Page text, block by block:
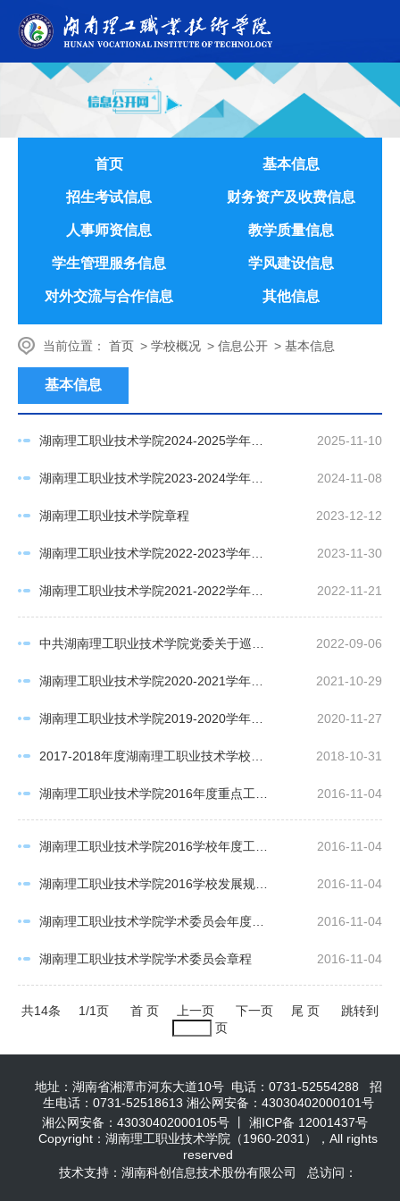
首页 基本信息
招生考试信息 财务资产及收费信息
人事师资信息 教学质量信息
学生管理服务信息 学风建设信息
对外交流与合作信息 其他信息
当前位置： 首页 > 学校概况 > 信息公开 > 基本信息
基本信息
2025-11-10
2024-11-08
湖南理工职业技术学院章程 2023-12-12
2023-11-30
2022-11-21
2022-09-06
2021-10-29
2020-11-27
2018-10-31
2016-11-04
2016-11-04
2016-11-04
2016-11-04
湖南理工职业技术学院学术委员会章程 2016-11-04
共14条 1/1页 首 页 上一页 下一页 尾 页
跳转到
页
地址：湖南省湘潭市河东大道10号 电话：0731-52554288 招
生电话：0731-52518613 湘公网安备：43030402000101号
湘公网安备：43030402000105号 丨 湘ICP备 12001437号
Copyright：湖南理工职业技术学院（1960-2031），All rights
reserved
技术支持：湖南科创信息技术股份有限公司 总访问：